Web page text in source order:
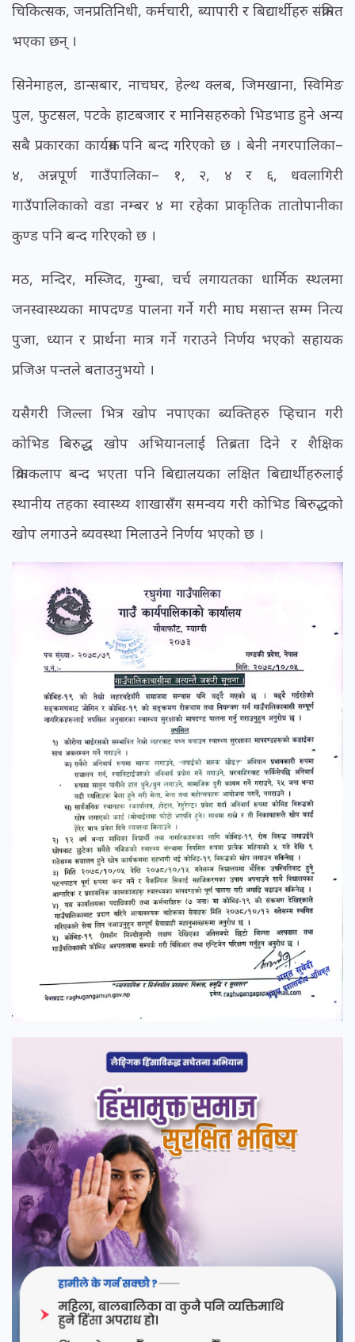
चिकित्सक, जनप्रतिनिधी, कर्मचारी, ब्यापारी र बिद्यार्थीहरु संक्रमित
भएका छन् ।
सिनेमाहल, डान्सबार, नाचघर, हेल्थ क्लब, जिमखाना, स्विमिङ
पुल, फुटसल, पटके हाटबजार र मानिसहरुको भिडभाड हुने अन्य
सबै प्रकारका कार्यक्रम पनि बन्द गरिएको छ । बेनी नगरपालिका–
४, अन्नपूर्ण गाउँपालिका– १, २, ४ र ६, धवलागिरी
गाउँपालिकाको वडा नम्बर ४ मा रहेका प्राकृतिक तातोपानीका
कुण्ड पनि बन्द गरिएको छ ।
मठ, मन्दिर, मस्जिद, गुम्बा, चर्च लगायतका धार्मिक स्थलमा
जनस्वास्थ्यका मापदण्ड पालना गर्ने गरी माघ मसान्त सम्म नित्य
पुजा, ध्यान र प्रार्थना मात्र गर्ने गराउने निर्णय भएको सहायक
प्रजिअ पन्तले बताउनुभयो ।
यसैगरी जिल्ला भित्र खोप नपाएका ब्यक्तिहरु प्हिचान गरी
कोभिड बिरुद्ध खोप अभियानलाई तिब्रता दिने र शैक्षिक
क्रियाकलाप बन्द भएता पनि बिद्यालयका लक्षित बिद्यार्थीहरुलाई
स्थानीय तहका स्वास्थ्य शाखासँग समन्वय गरी कोभिड बिरुद्धको
खोप लगाउने ब्यवस्था मिलाउने निर्णय भएको छ ।